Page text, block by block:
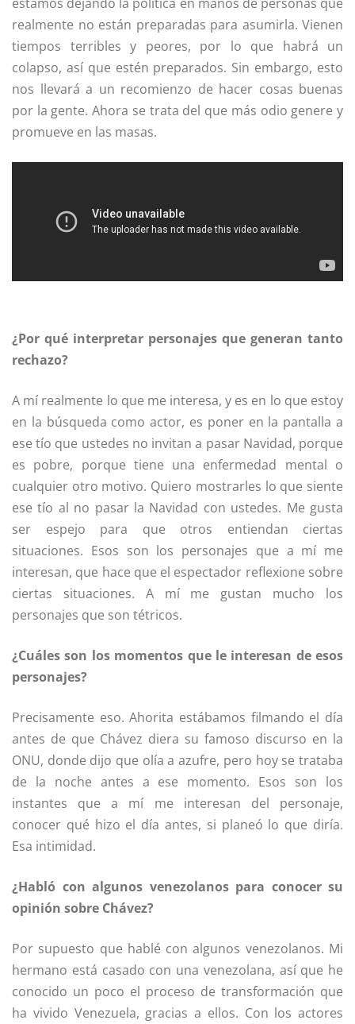
realmente no están preparadas para asumirla. Vienen
tiempos terribles y peores, por lo que habrá un
colapso, así que estén preparados. Sin embargo, esto
nos llevará a un recomienzo de hacer cosas buenas
por la gente. Ahora se trata del que más odio genere y
promueve en las masas.
¿Por qué interpretar personajes que generan tanto
rechazo?
A mí realmente lo que me interesa, y es en lo que estoy
en la búsqueda como actor, es poner en la pantalla a
ese tío que ustedes no invitan a pasar Navidad, porque
es pobre, porque tiene una enfermedad mental o
cualquier otro motivo. Quiero mostrarles lo que siente
ese tío al no pasar la Navidad con ustedes. Me gusta
ser espejo para que otros entiendan ciertas
situaciones. Esos son los personajes que a mí me
interesan, que hace que el espectador reflexione sobre
ciertas situaciones. A mí me gustan mucho los
personajes que son tétricos.
¿Cuáles son los momentos que le interesan de esos
personajes?
Precisamente eso. Ahorita estábamos filmando el día
antes de que Chávez diera su famoso discurso en la
ONU, donde dijo que olía a azufre, pero hoy se trataba
de la noche antes a ese momento. Esos son los
instantes que a mí me interesan del personaje,
conocer qué hizo el día antes, si planeó lo que diría.
Esa intimidad.
¿Habló con algunos venezolanos para conocer su
opinión sobre Chávez?
Por supuesto que hablé con algunos venezolanos. Mi
hermano está casado con una venezolana, así que he
conocido un poco el proceso de transformación que
ha vivido Venezuela, gracias a ellos. Con los actores